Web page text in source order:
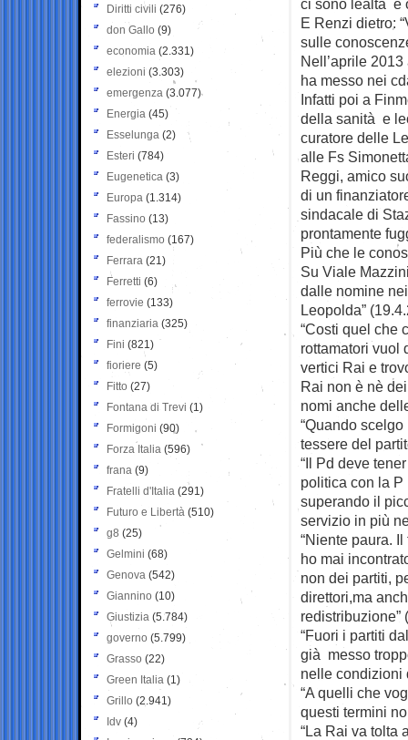
ci sono lealtà e
E Renzi dietro:
sulle
Nell’aprile
ha messo nei
Infatti poi a
della sanità e
curatore delle
alle Fs
Reggi, amico
di un
sindacale di
prontamente
Più che le
Su Viale
dalle nomine
Leopolda”
“Costi quel che
rottamatori vuol
vertici Rai e
Rai non è nè
nomi anche
“Quando
tessere del
“Il Pd deve
politica con la
superando il
servizio in più
“Niente paura.
ho mai
non dei partiti,
direttori,ma
redistribuzione”
“Fuori i partiti
già messo
nelle condizioni
“A quelli che
questi termini
“La Rai va tolta
Diritti civili (276)
don Gallo (9)
economia (2.331)
elezioni (3.303)
emergenza (3.077)
Energia (45)
Esselunga (2)
Esteri (784)
Eugenetica (3)
Europa (1.314)
Fassino (13)
federalismo (167)
Ferrara (21)
Ferretti (6)
ferrovie (133)
finanziaria (325)
Fini (821)
fioriere (5)
Fitto (27)
Fontana di Trevi (1)
Formigoni (90)
Forza Italia (596)
frana (9)
Fratelli d'Italia (291)
Futuro e Libertà (510)
g8 (25)
Gelmini (68)
Genova (542)
Giannino (10)
Giustizia (5.784)
governo (5.799)
Grasso (22)
Green Italia (1)
Grillo (2.941)
Idv (4)